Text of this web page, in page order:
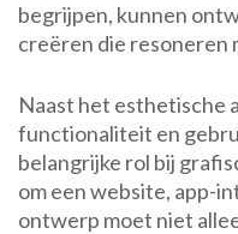
begrijpen, kunnen
creëren die resoneren
Naast het esthetische
functionaliteit en
belangrijke rol bij
om een website, app-
ontwerp moet niet